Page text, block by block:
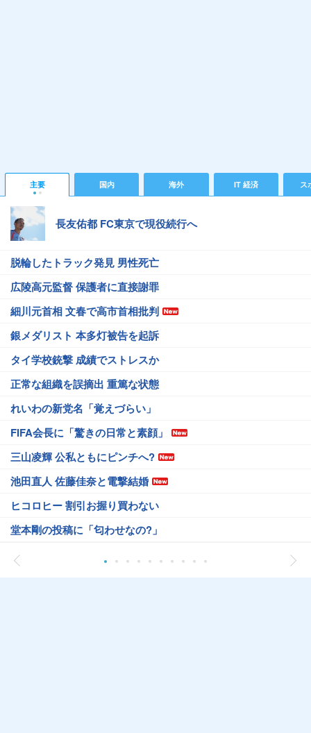
主要 国内 海外 IT 経済 ス
長友佑都 FC東京で現役続行へ
脱輪したトラック発見 男性死亡
広陵高元監督 保護者に直接謝罪
細川元首相 文春で高市首相批判
銀メダリスト 本多灯被告を起訴
タイ学校銃撃 成績でストレスか
正常な組織を誤摘出 重篤な状態
れいわの新党名「覚えづらい」
FIFA会長に「驚きの日常と素顔」
三山凌輝 公私ともにピンチへ?
池田直人 佐藤佳奈と電撃結婚
ヒコロヒー 割引お握り買わない
堂本剛の投稿に「匂わせなの?」